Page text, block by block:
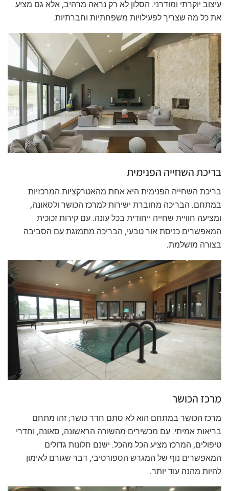
עיצוב יוקרתי ומודרני. הסלון לא רק נראה מרהיב, אלא גם מציע
את כל מה שצריך לפעילויות משפחתיות וחברתיות.
בריכת השחייה הפנימית
בריכת השחייה הפנימית היא אחת מהאטרקציות המרכזיות
במתחם. הבריכה מחוברת ישירות למרכז הכושר ולסאונה,
ומציעה חוויית שחייה ייחודית בכל עונה. עם קירות זכוכית
המאפשרים כניסת אור טבעי, הבריכה מתמזגת עם הסביבה
בצורה מושלמת.
מרכז הכושר
מרכז הכושר במתחם הוא לא סתם חדר כושר; זהו מתחם
בריאות אמיתי. עם מכשירים מהשורה הראשונה, סאונה, וחדרי
טיפולים, המרכז מציע הכל מהכל. ישנם חלונות גדולים
המאפשרים נוף של המגרש הספורטיבי, דבר שגורם לאימון
להיות מהנה עוד יותר.